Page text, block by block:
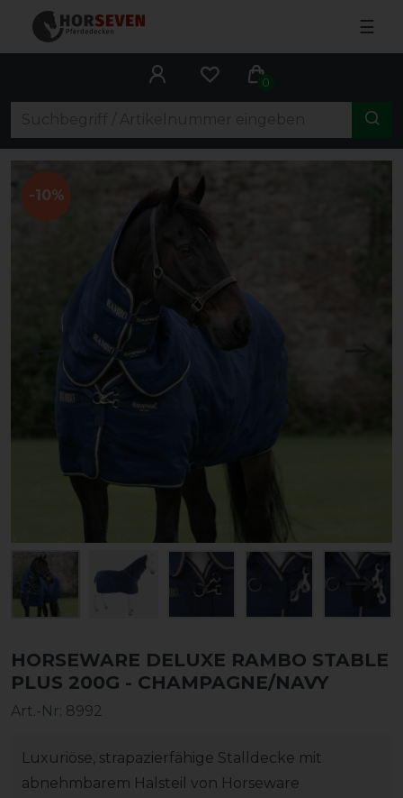
☰
0
-10%
HORSEWARE DELUXE RAMBO STABLE
PLUS 200G - CHAMPAGNE/NAVY
Art.-Nr: 8992
Luxuriöse, strapazierfähige Stalldecke mit
abnehmbarem Halsteil von Horseware